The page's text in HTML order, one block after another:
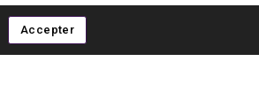
Accepter